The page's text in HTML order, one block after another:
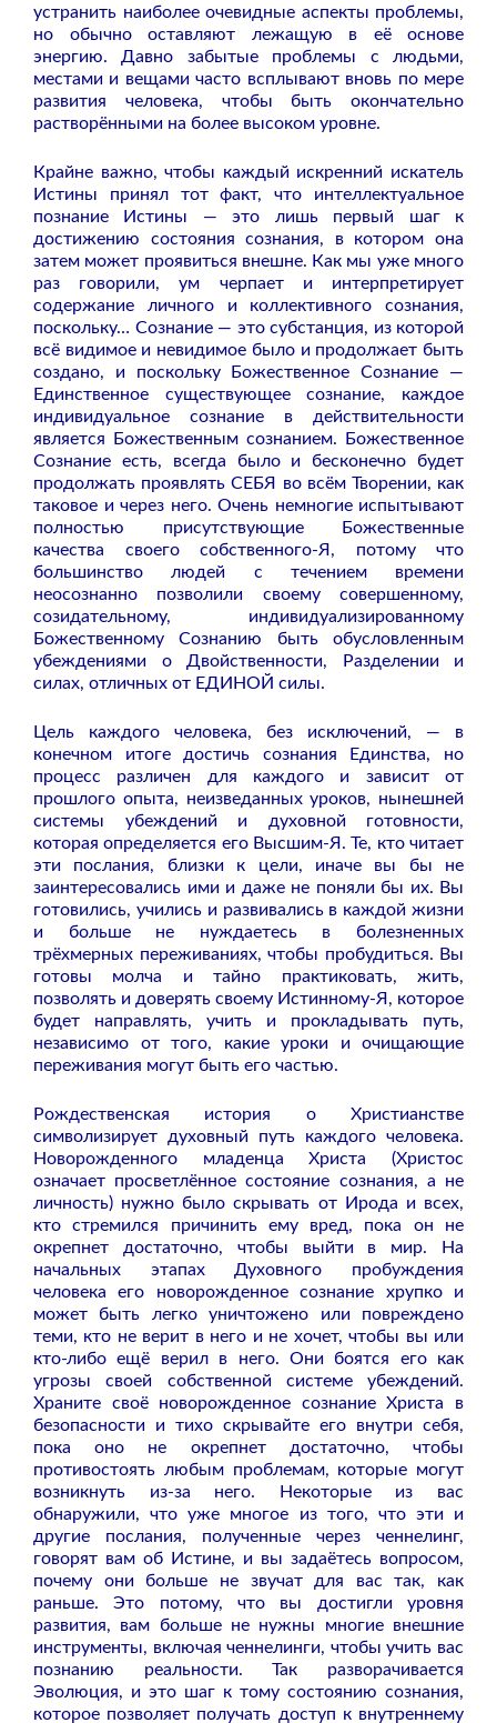
устранить наиболее очевидные аспекты проблемы,
но обычно оставляют лежащую в её основе
энергию. Давно забытые проблемы с людьми,
местами и вещами часто всплывают вновь по мере
развития человека, чтобы быть окончательно
растворёнными на более высоком уровне.
Крайне важно, чтобы каждый искренний искатель
Истины принял тот факт, что интеллектуальное
познание Истины — это лишь первый шаг к
достижению состояния сознания, в котором она
затем может проявиться внешне. Как мы уже много
раз говорили, ум черпает и интерпретирует
содержание личного и коллективного сознания,
поскольку… Сознание — это субстанция, из которой
всё видимое и невидимое было и продолжает быть
создано, и поскольку Божественное Сознание —
Единственное существующее сознание, каждое
индивидуальное сознание в действительности
является Божественным сознанием.
Божественное
Сознание есть, всегда было и бесконечно будет
продолжать проявлять СЕБЯ во всём Творении, как
таковое и через него. Очень немногие испытывают
полностью присутствующие Божественные
качества своего собственного-Я, потому что
большинство людей с течением времени
неосознанно позволили своему совершенному,
созидательному, индивидуализированному
Божественному Сознанию быть обусловленным
убеждениями о Двойственности, Разделении и
силах, отличных от ЕДИНОЙ силы.
Цель каждого человека, без исключений, — в
конечном итоге достичь сознания Единства, но
процесс различен для каждого и зависит от
прошлого опыта, неизведанных уроков, нынешней
системы убеждений и духовной готовности,
которая определяется его Высшим-Я. Те, кто читает
эти послания, близки к цели, иначе вы бы не
заинтересовались ими и даже не поняли бы их. Вы
готовились, учились и развивались в каждой жизни
и больше не нуждаетесь в болезненных
трёхмерных переживаниях, чтобы пробудиться. Вы
готовы молча и тайно практиковать, жить,
позволять и доверять своему Истинному-Я, которое
будет направлять, учить и прокладывать путь,
независимо от того, какие уроки и очищающие
переживания могут быть его частью.
Рождественская история о Христианстве
символизирует духовный путь каждого человека.
Новорожденного младенца Христа (Христос
означает просветлённое состояние сознания, а не
личность) нужно было скрывать от Ирода и всех,
кто стремился причинить ему вред, пока он не
окрепнет достаточно, чтобы выйти в мир. На
начальных этапах Духовного пробуждения
человека его новорожденное сознание хрупко и
может быть легко уничтожено или повреждено
теми, кто не верит в него и не хочет, чтобы вы или
кто-либо ещё верил в него. Они боятся его как
угрозы своей собственной системе убеждений.
Храните своё новорожденное сознание Христа в
безопасности и тихо скрывайте его внутри себя,
пока оно не окрепнет достаточно, чтобы
противостоять любым проблемам, которые могут
возникнуть из-за него.
Некоторые из вас
обнаружили, что уже многое из того, что эти и
другие послания, полученные через ченнелинг,
говорят вам об Истине, и вы задаётесь вопросом,
почему они больше не звучат для вас так, как
раньше. Это потому, что вы достигли уровня
развития, вам больше не нужны многие внешние
инструменты, включая ченнелинги, чтобы учить вас
познанию реальности. Так разворачивается
Эволюция, и это шаг к тому состоянию сознания,
которое позволяет получать доступ к внутреннему